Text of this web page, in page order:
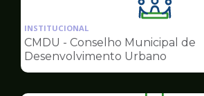
Ilustração
da
pagina
de
INSTITUCIONAL
CMDU - Conselho Municipal de
Desenvolvimento Urbano